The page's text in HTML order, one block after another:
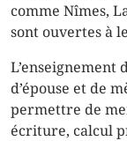
comme Nîmes,
sont ouvertes à
L’enseignement
d’épouse et de
permettre de
écriture, calcul